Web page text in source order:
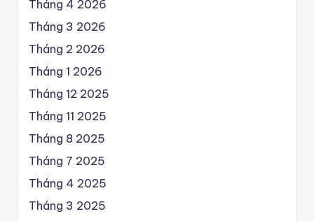
Tháng 4 2026
Tháng 3 2026
Tháng 2 2026
Tháng 1 2026
Tháng 12 2025
Tháng 11 2025
Tháng 8 2025
Tháng 7 2025
Tháng 4 2025
Tháng 3 2025